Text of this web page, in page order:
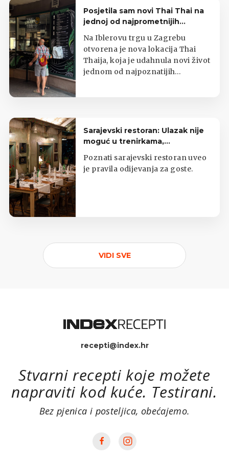
Posjetila sam novi Thai Thai na
jednoj od najprometnijih
zagrebačkih lokacija
Na Iblerovu trgu u Zagrebu
otvorena je nova lokacija Thai
Thaija, koja je udahnula novi život
jednom od najpoznatijih
Sarajevski restoran: Ulazak nije
moguć u trenirkama,
potkošuljama i japankama
Poznati sarajevski restoran uveo
je pravila odijevanja za goste.
VIDI SVE
recepti@index.hr
Stvarni recepti koje možete
napraviti kod kuće. Testirani.
Bez pjenica i posteljica, obećajemo.